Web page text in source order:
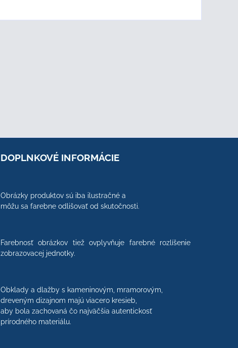
DOPLNKOVÉ INFORMÁCIE
Obrázky produktov sú iba ilustračné a
môžu sa farebne odlišovať od skutočnosti.
Farebnosť obrázkov tiež ovplyvňuje farebné rozlíšenie
zobrazovacej jednotky.
Obklady a dlažby s kameninovým, mramorovým,
dreveným dizajnom majú viacero kresieb,
aby bola zachovaná čo najväčšia autentickosť
prírodného materiálu.